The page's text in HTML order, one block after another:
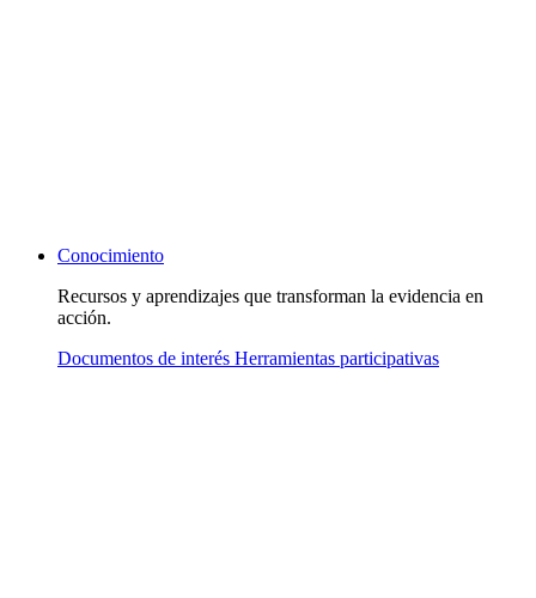
Conocimiento
Recursos y aprendizajes que transforman la evidencia en
acción.
Documentos de interés Herramientas participativas